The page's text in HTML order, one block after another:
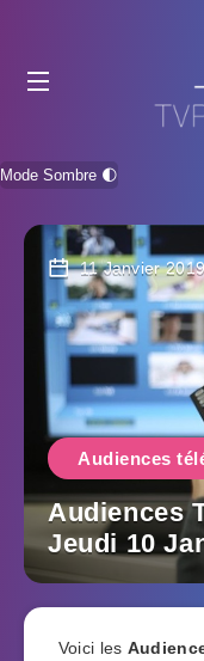
Mode Sombre 🌓
11 Janvier
Audiences
Audiences
Jeudi 10
Voici les